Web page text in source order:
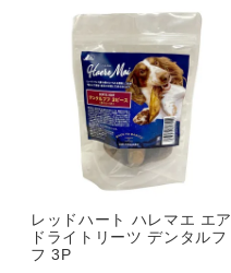
レッドハート ハレマエ エア
ドライトリーツ デンタルフ
フ 3P